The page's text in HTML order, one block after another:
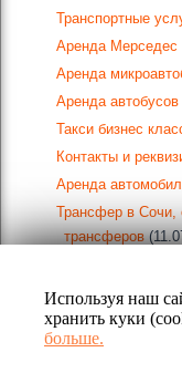
Транспортные
Аренда Мерседес
Аренда
Аренда
Такси бизнес
Контакты и
Аренда
Трансфер в Сочи,
трансферов
Используя наш
хранить куки
больше.